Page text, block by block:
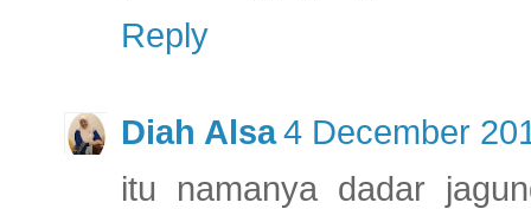
Reply
Diah Alsa4 December
itu namanya dadar